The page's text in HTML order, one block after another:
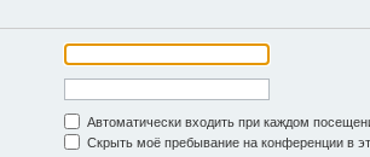
Автоматически входить при каждом
Скрыть моё пребывание на конференции в